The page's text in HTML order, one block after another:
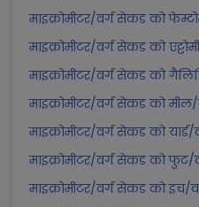
माइक्रोमीटर/वर्ग सेकंड को
माइक्रोमीटर/वर्ग सेकंड को
माइक्रोमीटर/वर्ग सेकंड को
माइक्रोमीटर/वर्ग सेकंड को
माइक्रोमीटर/वर्ग सेकंड को
माइक्रोमीटर/वर्ग सेकंड को
माइक्रोमीटर/वर्ग सेकंड को